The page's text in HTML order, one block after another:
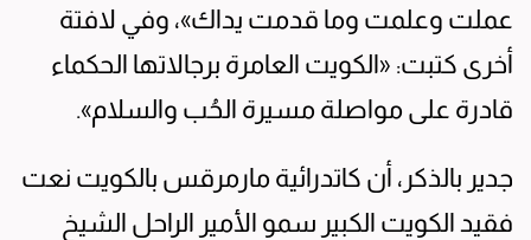
عملت وعلمت وما قدمت يداك»، وفي لافتة
أخرى كتبت: «الكويت العامرة برجالاتها الحكماء
قادرة على مواصلة مسيرة الحُب والسلام».
جدير بالذكر، أن كاتدرائية مارمرقس بالكويت نعت
فقيد الكويت الكبير سمو الأمير الراحل الشيخ